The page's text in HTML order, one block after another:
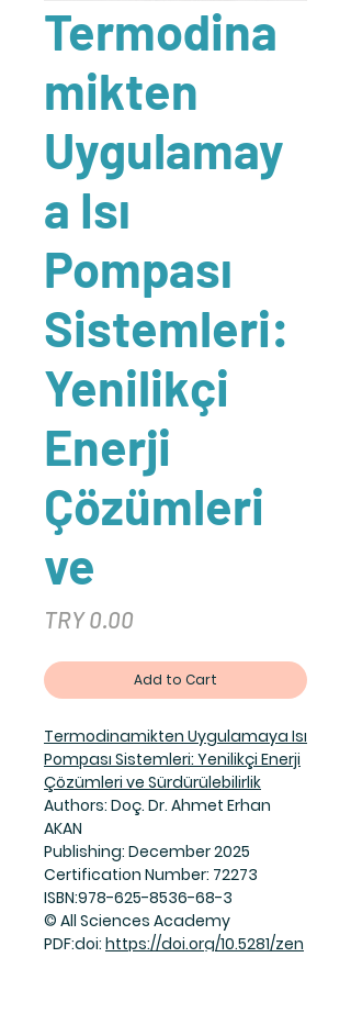
Termodina
mikten
Uygulamay
a Isı
Pompası
Sistemleri:
Yenilikçi
Enerji
Çözümleri
ve
TRY 0.00
Add to Cart
Termodinamikten Uygulamaya Isı
Pompası Sistemleri: Yenilikçi Enerji
Çözümleri ve Sürdürülebilirlik
Authors: Doç. Dr. Ahmet Erhan
AKAN
Publishing: December 2025
Certification Number: 72273
ISBN:978-625-8536-68-3
© All Sciences Academy
PDF:doi: https://doi.org/10.5281/zen